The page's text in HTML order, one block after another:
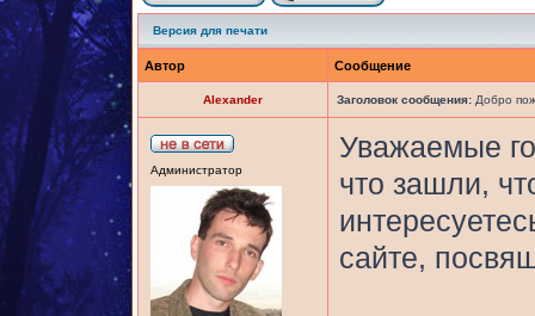
Версия для печати
Автор Сообщение
Alexander Заголовок сообщения: Добро
Администратор
Уважаемые
что зашли,
сайте,